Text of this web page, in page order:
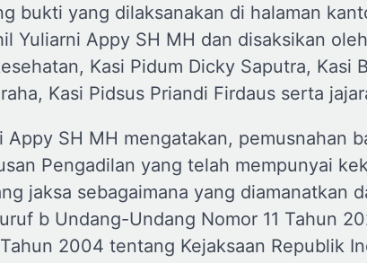
bukti yang dilaksanakan di halaman
Yuliarni Appy SH MH dan disaksikan
Kasi Pidum Dicky Saputra, Kasi
Kasi Pidsus Priandi Firdaus serta
Appy SH MH mengatakan, pemusnahan
Pengadilan yang telah mempunyai
jaksa sebagaimana yang diamanatkan
b Undang-Undang Nomor 11 Tahun
2004 tentang Kejaksaan Republik